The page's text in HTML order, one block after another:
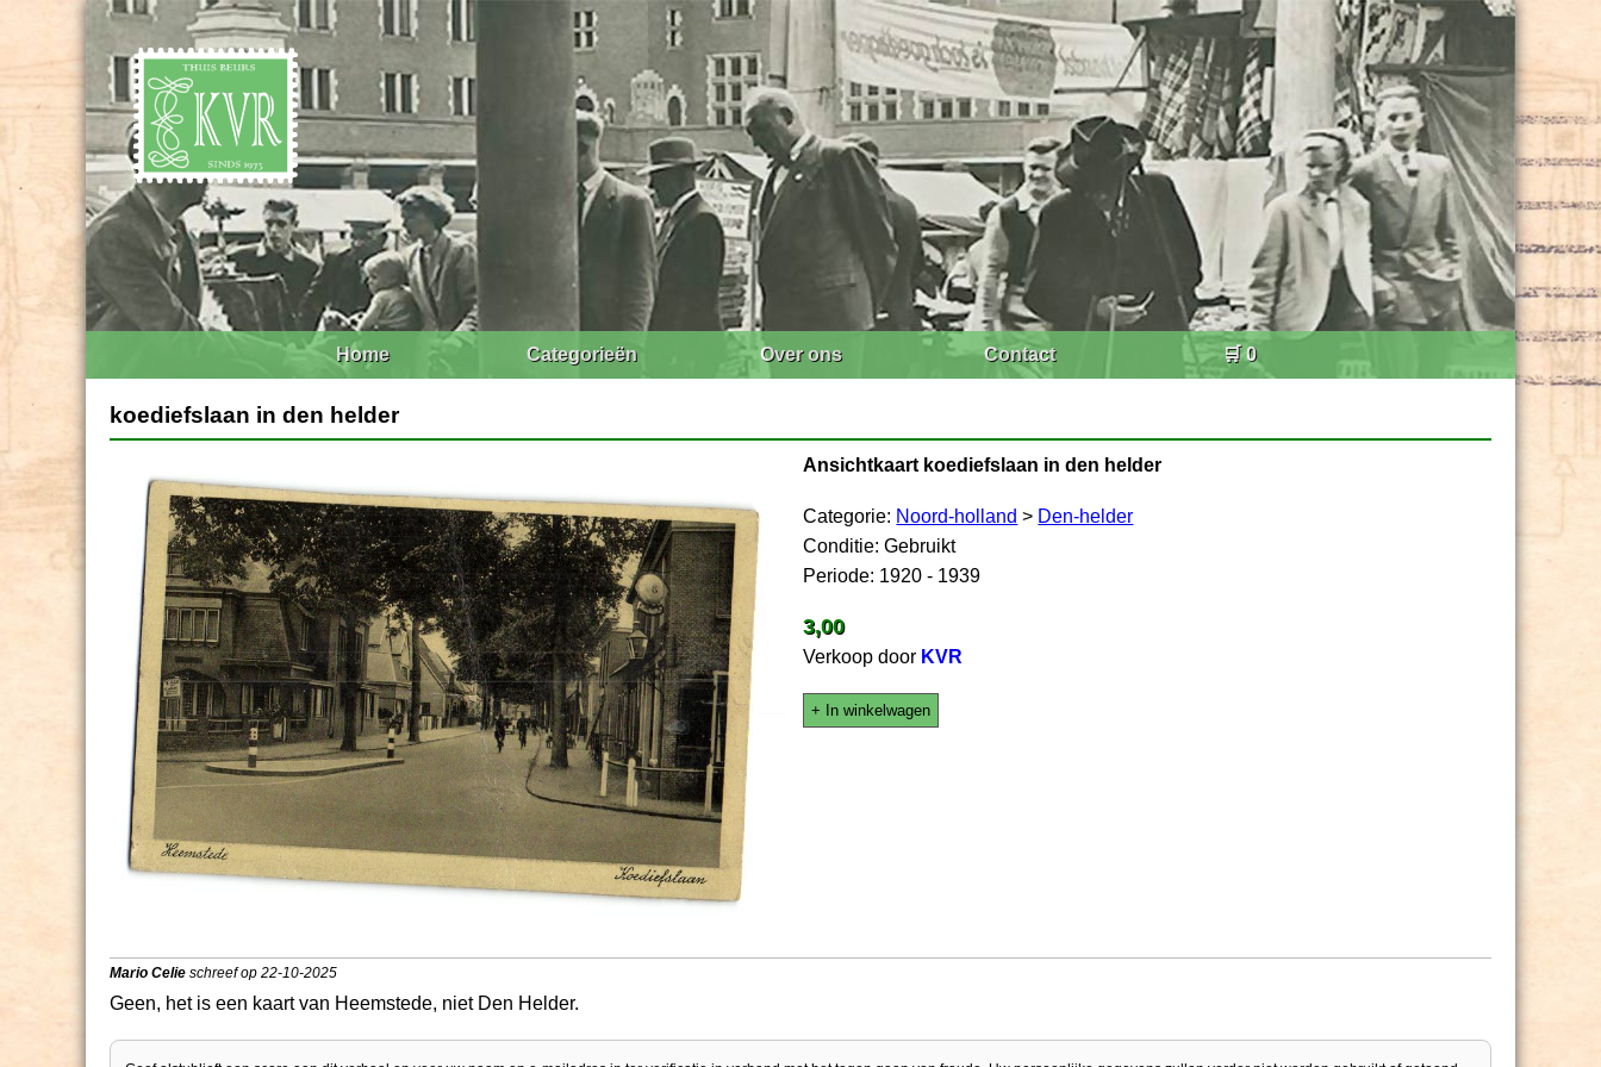
Home Categorieën Over ons Contact 🛒 0
koediefslaan in den helder
Ansichtkaart koediefslaan in den helder
Categorie: Noord-holland > Den-helder
Conditie: Gebruikt
Periode: 1920 - 1939
3,00
Verkoop door KVR
+ In winkelwagen
Mario Celie schreef op 22-10-2025
Geen, het is een kaart van Heemstede, niet Den Helder.